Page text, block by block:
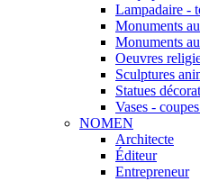
Lampadaire -
Monuments
Monuments
Oeuvres
Sculptures
Statues
Vases -
NOMEN
Architecte
Éditeur
Entrepreneur